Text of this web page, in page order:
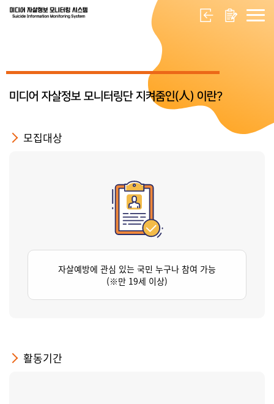
미디어 자살정보 모니터링단 지켜줌인(人) 이란?
모집대상
자살예방에 관심 있는 국민 누구나 참여 가능
(※만 19세 이상)
활동기간